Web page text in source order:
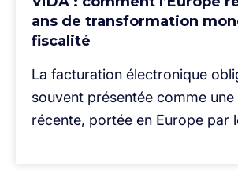
ans de transformation
fiscalité
La facturation électronique
souvent présentée comme
récente, portée en Europe par